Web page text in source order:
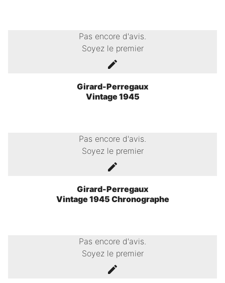
Pas encore d'avis.
Soyez le premier
Girard-Perregaux
Vintage 1945
Pas encore d'avis.
Soyez le premier
Girard-Perregaux
Vintage 1945 Chronographe
Pas encore d'avis.
Soyez le premier